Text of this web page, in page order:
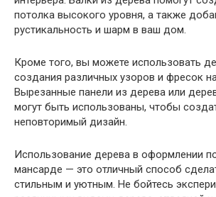
потолка высокого уровня, а также
рустикальность и шарм в ваш дом.
Кроме того, вы можете использовать
создания различных узоров и фресок
Вырезанные панели из дерева или
могут быть использованы, чтобы
неповторимый дизайн.
Использование дерева в оформлении
мансарде — это отличный способ
стильным и уютным. Не бойтесь